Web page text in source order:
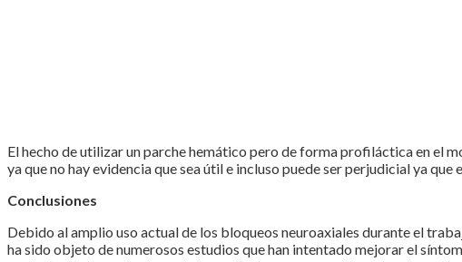
El hecho de utilizar un parche hemático pero de forma profiláctica en el
ya que no hay evidencia que sea útil e incluso puede ser perjudicial ya
Conclusiones
Debido al amplio uso actual de los bloqueos neuroaxiales durante el
ha sido objeto de numerosos estudios que han intentado mejorar el